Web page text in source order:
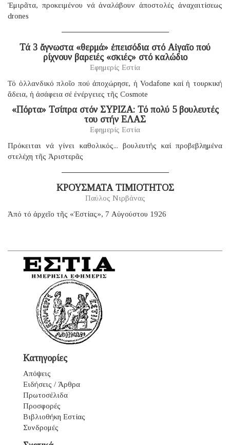
Ἐμιρᾶτα, προκειμένου νά ἀναλάβουν ἀποστολές ἀναχαιτίσεως
drones
Τά 3 ἄγνωστα «θερμά» ἐπεισόδια στό Αἰγαῖο πού
ρίχνουν βαρειές «σκιές» στό καλώδιο
Εφημερίς Εστία
Τό ὁλλανδικό πλοῖο πού ἀποχώρησε, ἡ Vodafone καί ἡ τουρκική
ἄδεια, ἡ ἀσάφεια σέ ἐνέργειες τῆς Cosmote
«Πόρτα» Τσίπρα στόν ΣΥΡΙΖΑ: Τό πολύ 5 βουλευτές
του στήν ΕΛΑΣ
Εφημερίς Εστία
Πρόκειται νά γίνει καθολικός... βουλευτής καί προβεβλημένα
στελέχη τῆς Ἀριστερᾶς
ΚΡΟΥΣΜΑΤΑ ΤΙΜΙΟΤΗΤΟΣ
Παύλος Νιρβάνας
Ἀπό τό ἀρχεῖο τῆς «Ἑστίας», 7 Αὐγούστου 1926
Κατηγορίες
Απόψεις
Ειδήσεις / Άρθρα
Πρωτοσέλιδα
Προσφορές
Βιβλιοθήκη Εστίας
Συνδρομές